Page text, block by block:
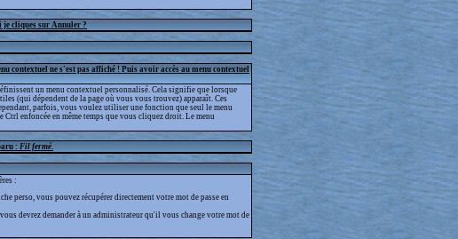
je cliques sur Annuler ?
contextuel ne s'est pas affiché ! Puis avoir accès au menu contextuel
un menu contextuel personnalisé. Cela signifie que lorsque
(qui dépendent de la page où vous vous trouvez) apparaît. Ces
parfois, vous voulez utiliser une fonction que seul le menu
Ctrl enfoncée en même temps que vous cliquez droit. Le menu
: Fil fermé
:
perso, vous pouvez récupérer directement votre mot de passe en
devrez demander à un administrateur qu'il vous change votre mot de